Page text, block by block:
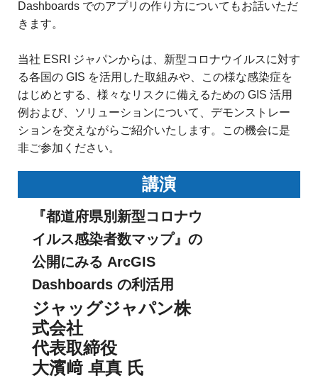
情
活
用
の
ジ
オ・
等
の
地
図
用
法
を
紹
Dashboards でのアプリの作り方についてもお話いただ
きます。
当社 ESRI ジャパンからは、新型コロナウイルスに対す
る各国の GIS を活用した取組みや、この様な感染症を
はじめとする、様々なリスクに備えるための GIS 活用
例および、ソリューションについて、デモンストレー
ションを交えながらご紹介いたします。この機会に是
非ご参加ください。
講演
『都道府県別新型コロナウ
イルス感染者数マップ』の
公開にみる ArcGIS
Dashboards の利活用
ジャッグジャパン株
式会社
代表取締役
大濱﨑 卓真 氏